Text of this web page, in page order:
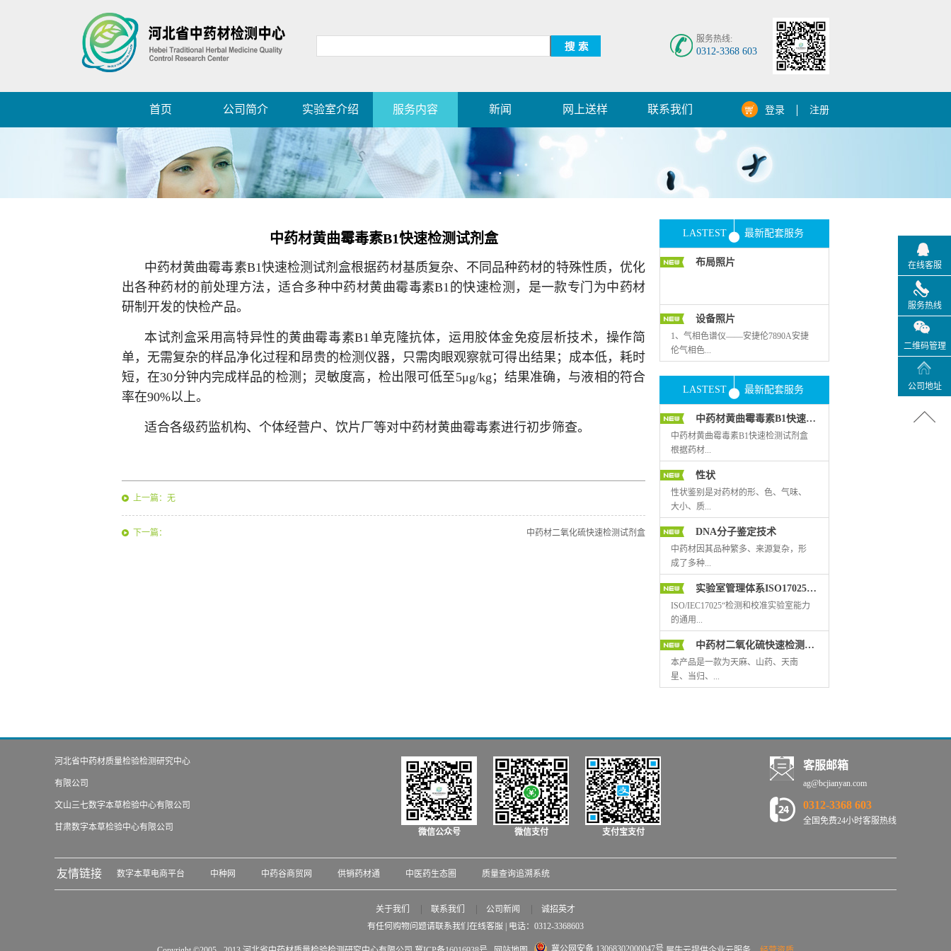
服务热线:
0312-3368 603
登录 注册
首页 公司简介 实验室介绍 服务内容 新闻 网上送样 联系我们
LASTEST 最新配套服务
布局照片
设备照片
1、气相色谱仪——安捷伦7890A安捷
伦气相色...
谱仪是代表最新技术发展水平的气相
色谱仪，可为各种应用提供卓越的性
能。该仪器尤其适用于挥发油成分测
定，溶剂残留以及农药残留测定，是
实验室分析定量必不可少的高端设
备。 2、液质联用仪——岛津IT-TOF
岛津IT-TOF液质联用仪是独特的离子
阱和飞行时间质谱的杂交质谱仪。该
仪器广泛应用在有机小分子的结构分
析，中药成分鉴定，食品、中药的农
残测定以及生...
LASTEST 最新配套服务
中药材黄曲霉毒素B1快速检测试剂盒
中药材黄曲霉毒素B1快速检测试剂盒
根据药材...
基质复杂、不同品种药材的特殊性
质，优化出各种药材的前处理方法，
适合多种中药材黄曲霉毒素B1的快速
检测，是一款专门为中药材研制开发
的快检产品。本试剂盒采用高特异性
的黄曲霉毒素B1单克隆抗体，运用胶
体金免疫层析技术，操作简单，无需
复杂的样品净化过程和昂贵的检测仪
器，只需肉眼观察就可得出结果；成
本低，耗时短，在30分钟内完成样品
的检测；灵敏度高，检出限可低至
5μg/kg；结果准确，与液相的符合率
在90%以上。适合各级药监机构、个
体经营户、饮片厂等对中药材黄曲霉
毒素进行初步筛查。
性状
性状鉴别是对药材的形、色、气味、
大小、质...
地、断面等特征、简单理化反应，直
接观察药材，作出符合客观实际的结
论，区分药材真、伪、优、劣的方
法。它具有简单、易行、迅速的特
点，这是数千年劳动人民同疾病作斗
争中总结来的宝贵经验。药材中以植
物类为最，其中又以种子植物为多，
一般药用部根、根茎（根状茎、块
茎、球茎、鳞茎）、叶、花、果实、
种子、皮、木、茎藤及全草类。全草
类可参照基原鉴定，其他各类则可根
部或中下部有环纹，支根多为2～3
条，须根少而细长，清晰不乱，有较
短，中上部具稀疏或密集而深陷的茎
痕。不定根较细，多下垂。
DNA分子鉴定技术
中药材因其品种繁多、来源复杂，形
成了多种...
鉴定方法，主要有基原、性状、显
微、理化鉴定等传统鉴定和现代鉴定
方法。DNA条形码技术作为传统鉴定
方法的有效补充，现已被纳入到2015
版《中国药典》的指导原则中，广泛
用于中药材及部分饮片的物种鉴定。
中药材DNA条形码鉴定技术引进于中
施，主要有PCR仪、核酸微量检测
仪、凝胶成像系统、高速离心机、高
技术检测样本上千份，成功解决了半
夏、天南星、柴胡等易混品种的鉴定
实种子类，如酸枣仁、枸杞、沙棘
等 4) 全草类药材，如广金钱草、广藿
少，小于100mg，尤其适用于冬虫夏
实验室管理体系ISO17025培训
ISO/IEC17025“检测和校准实验室能力
的通用...
要求”是实验室认可服务的国际标准，
随着客户要求越来越严格，新产品、
新材料不断涌现，越来越多的企业着
个要素进行了描述和要求，以此作为
审核依据的实验室能力认可是国际通
管理能力和技术能力，走向国际互认
的必由之路。1）培训目的充分掌握与
认可的实验室开展规定的校验、测试
建立和实施实验室质量体系、满足
者代表，质量经理、实验室主任、实
中药材二氧化硫快速检测试剂盒
本产品是一款为天麻、山药、天南
星、当归、...
二氧化硫，二氧化硫与四氯汞钠反应
生成稳定的配合物，再与甲醛及盐酸
深浅与二氧化硫浓度呈线性关系，可
对照标准比色卡进行判定。本试剂盒
无需仪器，从提取到结果判定全程仅
确、检测成本低等特点。适合于个
中药材黄曲霉毒素B1快速检测试剂盒
中药材黄曲霉毒素B1快速检测试剂盒根据药材基质复杂、不同品种药材的特殊性质，优化
出各种药材的前处理方法，适合多种中药材黄曲霉毒素B1的快速检测，是一款专门为中药材
研制开发的快检产品。
本试剂盒采用高特异性的黄曲霉毒素B1单克隆抗体，运用胶体金免疫层析技术，操作简
单，无需复杂的样品净化过程和昂贵的检测仪器，只需肉眼观察就可得出结果；成本低，耗时
短，在30分钟内完成样品的检测；灵敏度高，检出限可低至5μg/kg；结果准确，与液相的符合
率在90%以上。
适合各级药监机构、个体经营户、饮片厂等对中药材黄曲霉毒素进行初步筛查。
上一篇：无
下一篇： 中药材二氧化硫快速检测试剂盒
河北省中药材质量检验检测研究中心
有限公司
文山三七数字本草检验中心有限公司
甘肃数字本草检验中心有限公司 微信公众号 微信支付 支付宝支付
客服邮箱
ag@bcjianyan.com
0312-3368 603
全国免费24小时客服热线
友情链接 数字本草电商平台 中种网 中药谷商贸网 供销药材通 中医药生态圈 质量查询追溯系统
关于我们 联系我们 公司新闻
诚招英才
有任何购物问题请联系我们在线客服 | 电话： 0312-3368603
冀公网安备 13068302000047号
在线客服
服务热线
二维码管理
公司地址